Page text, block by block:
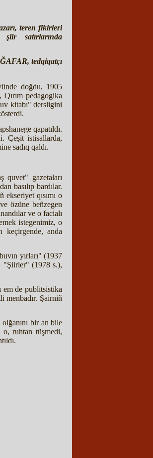
teren fikirleri
satırlarında
tedqiqatçı
doğdu, 1905
pedagogika
kitabı" dersligini
qapatıldı.
Çeşit istisallarda,
sadıq qaldı.
quvet" gazetaları
basılıp bardılar.
qısımı o
özüne beñzegen
ve o facialı
istegenimiz, o
keçirgende, anda
yırları" (1937
"Şiirler" (1978 s.),
em de publitsistika
menbadır. Şairniñ
bir an bile
o, ruhtan tüşmedi,